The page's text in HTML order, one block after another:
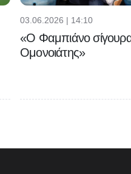
03.06.2026 | 14:10
«Ο Φαμπιάνο σίγουρα
Ομονοιάτης»